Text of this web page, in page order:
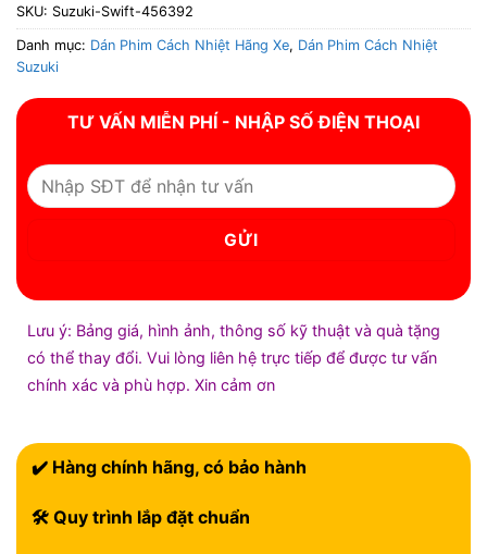
SKU: Suzuki-Swift-456392
Danh mục: Dán Phim Cách Nhiệt Hãng Xe, Dán Phim Cách Nhiệt
Suzuki
TƯ VẤN MIỄN PHÍ - NHẬP SỐ ĐIỆN THOẠI
Lưu ý: Bảng giá, hình ảnh, thông số kỹ thuật và quà tặng
có thể thay đổi. Vui lòng liên hệ trực tiếp để được tư vấn
chính xác và phù hợp. Xin cảm ơn
✔️ Hàng chính hãng, có bảo hành
🛠 Quy trình lắp đặt chuẩn